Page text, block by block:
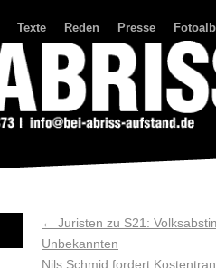
Texte Reden Presse
← Juristen zu S21:
Unbekannten
Nils Schmid fordert